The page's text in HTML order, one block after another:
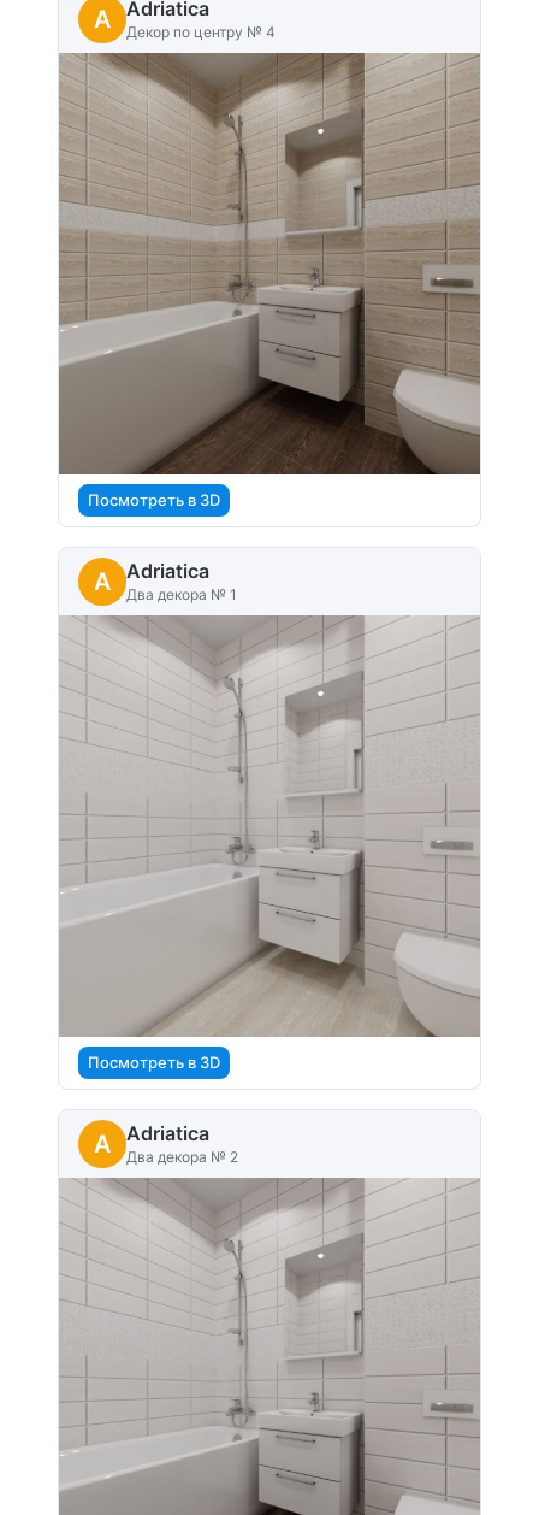
A Adriatica
Декор по центру № 4
Посмотреть в 3D
A Adriatica
Два декора № 1
Посмотреть в 3D
A Adriatica
Два декора № 2